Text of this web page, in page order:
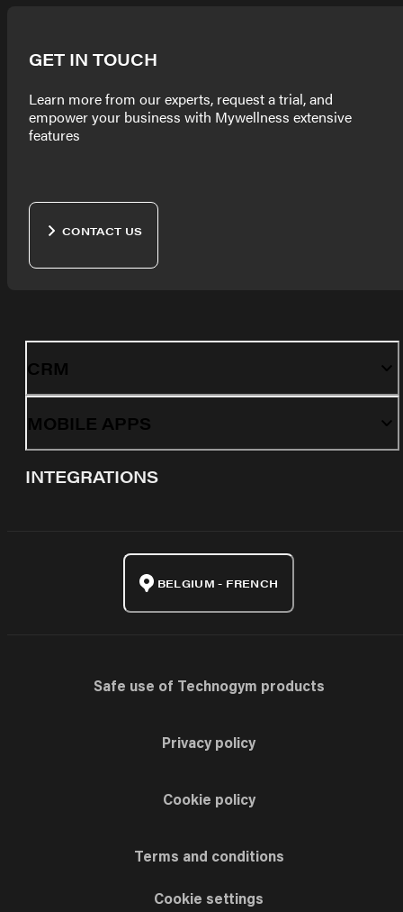
GET IN TOUCH
Learn more from our experts, request a trial, and
empower your business with Mywellness extensive
features
CONTACT US
CRM
MOBILE APPS
INTEGRATIONS
BELGIUM - FRENCH
Safe use of Technogym products
Privacy policy
Cookie policy
Terms and conditions
Cookie settings